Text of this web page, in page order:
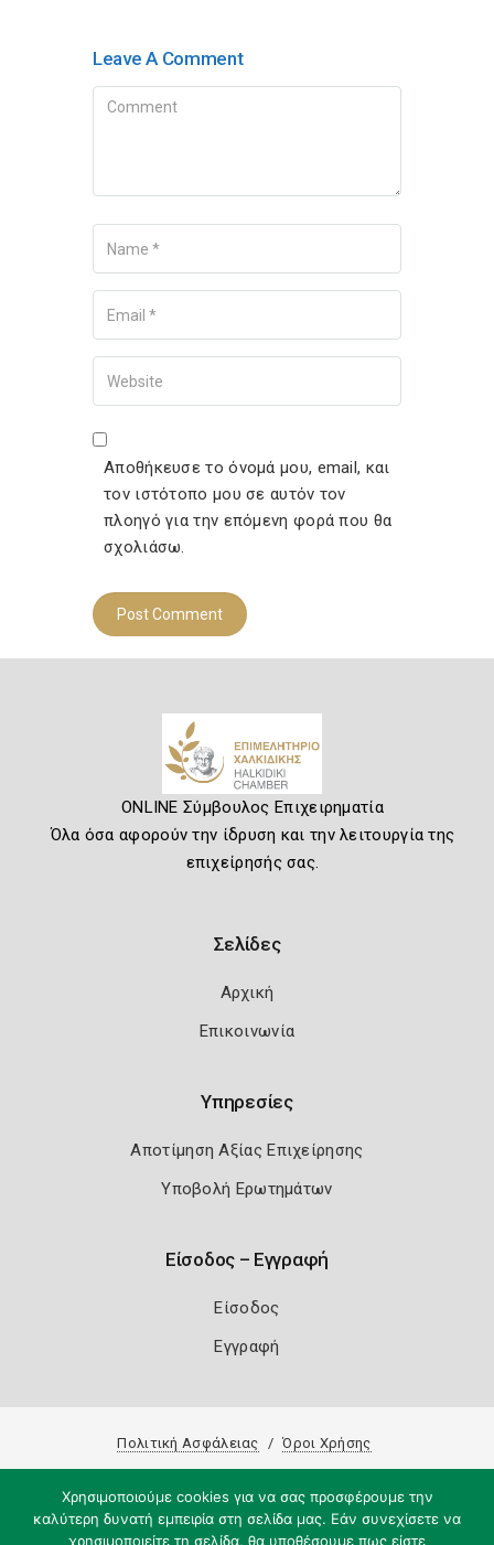
Leave A Comment
Comment
Name
Your Email
Your Website
Αποθήκευσε το όνομά μου, email, και
τον ιστότοπο μου σε αυτόν τον
πλοηγό για την επόμενη φορά που θα
σχολιάσω.
ONLINE Σύμβουλος Επιχειρηματία
Όλα όσα αφορούν την ίδρυση και την λειτουργία της
επιχείρησής σας.
Σελίδες
Αρχική
Επικοινωνία
Υπηρεσίες
Αποτίμηση Αξίας Επιχείρησης
Υποβολή Ερωτημάτων
Είσοδος – Εγγραφή
Είσοδος
Εγγραφή
Πολιτική Ασφάλειας Όροι Χρήσης
Χρησιμοποιούμε cookies για να σας προσφέρουμε την
καλύτερη δυνατή εμπειρία στη σελίδα μας. Εάν συνεχίσετε να
χρησιμοποιείτε τη σελίδα, θα υποθέσουμε πως είστε